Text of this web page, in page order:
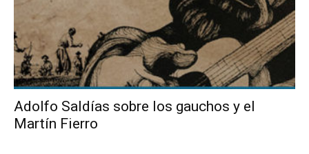
Adolfo Saldías sobre los gauchos y el
Martín Fierro